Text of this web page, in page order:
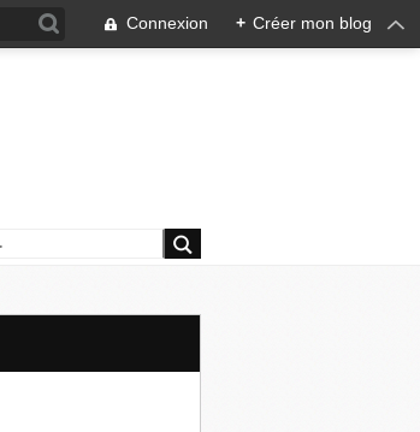
Connexion + Créer mon blog